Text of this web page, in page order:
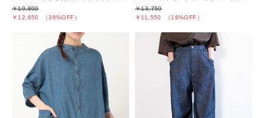
￥12,650 （36%OFF）
￥19,800
￥11,550 （16%OFF）
￥13,750